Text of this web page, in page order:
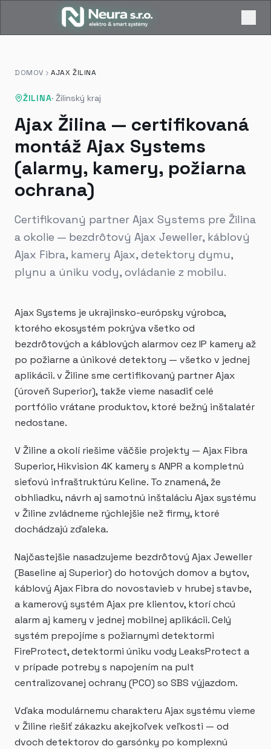
DOMOV AJAX ŽILINA
ŽILINA·Žilinský kraj
Ajax Žilina — certifikovaná
montáž Ajax Systems
(alarmy, kamery, požiarna
ochrana)
Certifikovaný partner Ajax Systems pre Žilina
a okolie — bezdrôtový Ajax Jeweller, káblový
Ajax Fibra, kamery Ajax, detektory dymu,
plynu a úniku vody, ovládanie z mobilu.
Ajax Systems je ukrajinsko-európsky výrobca,
ktorého ekosystém pokrýva všetko od
bezdrôtových a káblových alarmov cez IP kamery až
po požiarne a únikové detektory — všetko v jednej
aplikácii. v Žiline sme certifikovaný partner Ajax
(úroveň Superior), takže vieme nasadiť celé
portfólio vrátane produktov, ktoré bežný inštalatér
nedostane.
V Žiline a okolí riešime väčšie projekty — Ajax Fibra
Superior, Hikvision 4K kamery s ANPR a kompletnú
sieťovú infraštruktúru Keline. To znamená, že
obhliadku, návrh aj samotnú inštaláciu Ajax systému
v Žiline zvládneme rýchlejšie než firmy, ktoré
dochádzajú zďaleka.
Najčastejšie nasadzujeme bezdrôtový Ajax Jeweller
(Baseline aj Superior) do hotových domov a bytov,
káblový Ajax Fibra do novostavieb v hrubej stavbe,
a kamerový systém Ajax pre klientov, ktorí chcú
alarm aj kamery v jednej mobilnej aplikácii. Celý
systém prepojíme s požiarnymi detektormi
FireProtect, detektormi úniku vody LeaksProtect a
v prípade potreby s napojením na pult
centralizovanej ochrany (PCO) so SBS výjazdom.
Vďaka modulárnemu charakteru Ajax systému vieme
v Žiline riešiť zákazku akejkoľvek veľkosti — od
dvoch detektorov do garsónky po komplexnú